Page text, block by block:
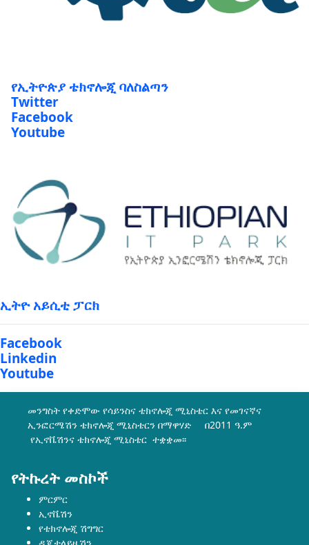
Twitter
Facebook
Youtube
Facebook
Linkedin
Youtube
መንግስት የቀድሞው የሳይንስና ቴክኖሎጂ ሚኒስቴር እና የመገናኛና
ኢንፎርሜሽን ቴክኖሎጂ ሚኒስቴርን በማዋሃድ በ2011 ዓ.ም
የኢኖቬሽንና ቴክኖሎጂ ሚኒስቴር ተቋቋመ፡፡
ምርምር
ኢኖቬሽን
የቴክኖሎጂ ሽግግር
ዲጂታላይዜሽን